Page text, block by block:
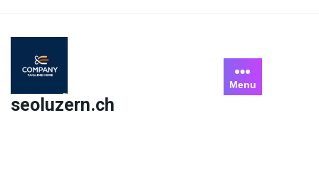
content
seoluzern.ch
Menu